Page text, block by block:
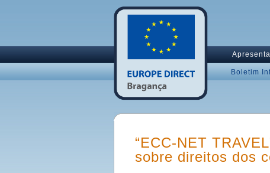
Boletim
“ECC-NET
sobre direitos dos